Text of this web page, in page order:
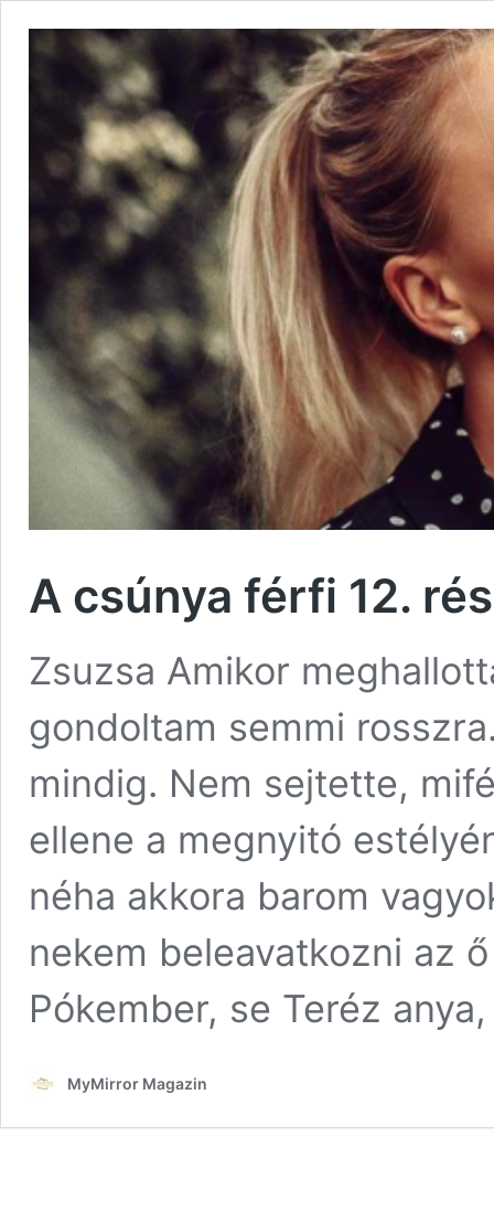
A csúnya férfi 12.
Zsuzsa Amikor
gondoltam semmi
mindig. Nem sejtette,
ellene a megnyitó
néha akkora barom
nekem beleavatkozni az
Pókember, se Teréz
MyMirror Magazin